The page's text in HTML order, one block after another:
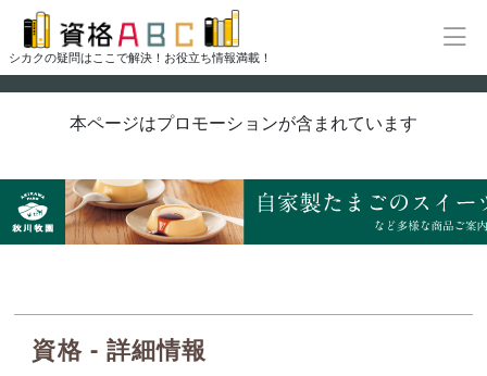
シカクの疑問はここで解決！お役立ち情報満載！
本ページはプロモーションが含まれています
資格 - 詳細情報